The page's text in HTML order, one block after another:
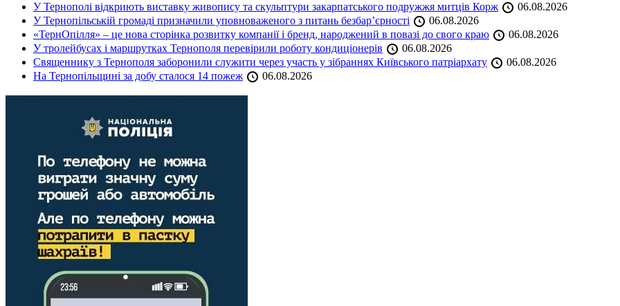
У Тернополі відкриють виставку живопису та скульптури закарпатського подружжя митців Корж
06.08.2026
У Тернопільській громаді призначили уповноваженого з питань безбар’єрності
06.08.2026
«ТернОпілля» – це нова сторінка розвитку компанії і бренд, народжений в повазі до свого краю
06.08.2026
У тролейбусах і маршрутках Тернополя перевірили роботу кондиціонерів
06.08.2026
Священнику з Тернополя заборонили служити через участь у зібраннях Київського патріархату
06.08.2026
На Тернопільщині за добу сталося 14 пожеж
06.08.2026